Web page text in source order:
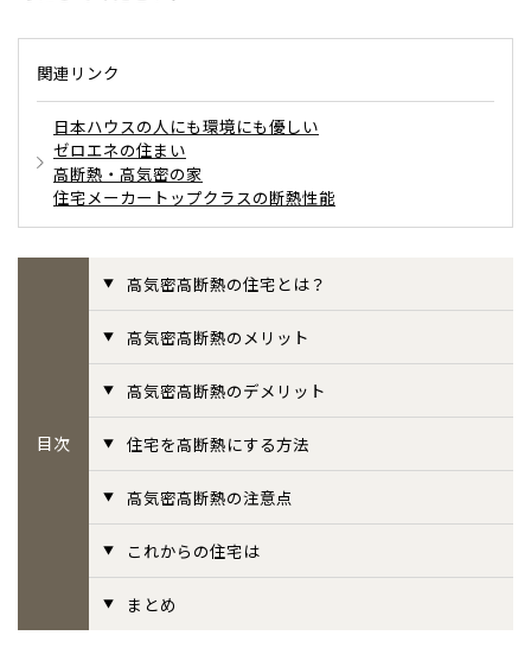
セントラルヒーティング
住まいのお手入れ集
ギャラリー
代表ごあいさつ
企業理念
会社概要
事業部紹介
グループ会社紹介
CMギャラリー
関連リンク
日本ハウスの人にも環境にも優しい
ゼロエネの住まい
高断熱・高気密の家
住宅メーカートップクラスの断熱性能
目次
高気密高断熱の住宅とは？
高気密高断熱のメリット
高気密高断熱のデメリット
住宅を高断熱にする方法
高気密高断熱の注意点
これからの住宅は
まとめ